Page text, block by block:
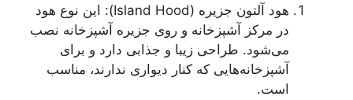
هود آلتون جزیره (Island Hood): این نوع هود
در مرکز آشپزخانه و روی جزیره آشپزخانه نصب
می‌شود. طراحی زیبا و جذابی دارد و برای
آشپزخانه‌هایی که کنار دیواری ندارند، مناسب
است.